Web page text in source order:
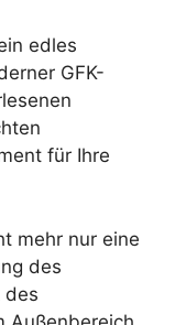
edles
GFK-
für Ihre
mehr nur eine
des
des